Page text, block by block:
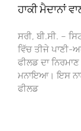
ਹਾਕੀ ਮੈਦਾਨਾਂ
ਸਰੀ, ਬੀ.ਸੀ. –
ਵਿੱਚ ਤੀਜੇ ਪਾਣੀ-
ਫੀਲਡ ਦਾ
ਮਨਾਇਆ। ਇਸ
ਫੀਲਡ